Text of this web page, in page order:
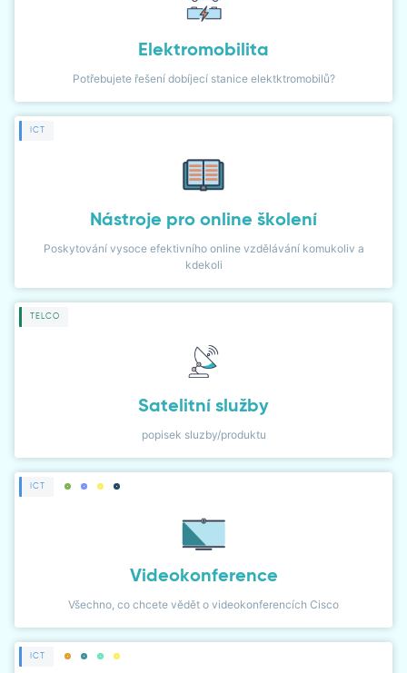
Elektromobilita
Potřebujete řešení dobíjecí stanice elektktromobilů?
ICT
Nástroje pro online školení
Poskytování vysoce efektivního online vzdělávání komukoliv a
kdekoli
TELCO
Satelitní služby
popisek sluzby/produktu
ICT
Videokonference
Všechno, co chcete vědět o videokonferencích Cisco
ICT